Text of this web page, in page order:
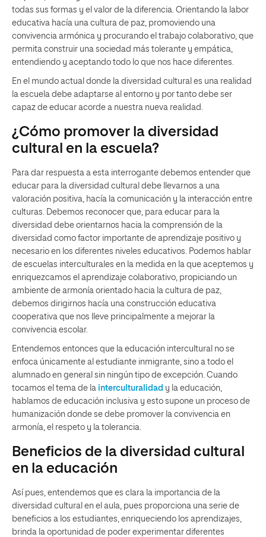
todas sus formas y el valor de la diferencia. Orientando la labor
educativa hacía una cultura de paz, promoviendo una
convivencia armónica y procurando el trabajo colaborativo, que
permita construir una sociedad más tolerante y empática,
entendiendo y aceptando todo lo que nos hace diferentes.
En el mundo actual donde la diversidad cultural es una realidad
la escuela debe adaptarse al entorno y por tanto debe ser
capaz de educar acorde a nuestra nueva realidad.
¿Cómo promover la diversidad
cultural en la escuela?
Para dar respuesta a esta interrogante debemos entender que
educar para la diversidad cultural debe llevarnos a una
valoración positiva, hacía la comunicación y la interacción entre
culturas. Debemos reconocer que, para educar para la
diversidad debe orientarnos hacia la comprensión de la
diversidad como factor importante de aprendizaje positivo y
necesario en los diferentes niveles educativos. Podemos hablar
de escuelas interculturales en la medida en la que aceptemos y
enriquezcamos el aprendizaje colaborativo, propiciando un
ambiente de armonía orientado hacia la cultura de paz,
debemos dirigirnos hacía una construcción educativa
cooperativa que nos lleve principalmente a mejorar la
convivencia escolar.
Entendemos entonces que la educación intercultural no se
enfoca únicamente al estudiante inmigrante, sino a todo el
alumnado en general sin ningún tipo de excepción. Cuando
tocamos el tema de la interculturalidad y la educación,
hablamos de educación inclusiva y esto supone un proceso de
humanización donde se debe promover la convivencia en
armonía, el respeto y la tolerancia.
Beneficios de la diversidad cultural
en la educación
Así pues, entendemos que es clara la importancia de la
diversidad cultural en el aula, pues proporciona una serie de
beneficios a los estudiantes, enriqueciendo los aprendizajes,
brinda la oportunidad de poder experimentar diferentes